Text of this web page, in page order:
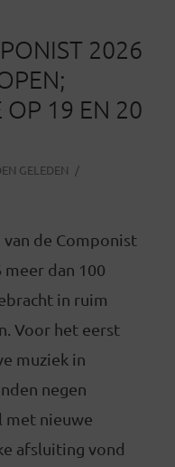
2026
OP 19 EN 20
GELEDEN
de Componist
dan 100
in ruim
Voor het eerst
muziek in
negen
met nieuwe
afsluiting vond